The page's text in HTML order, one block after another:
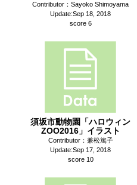
Contributor：Sayoko Shimoyama
Update:Sep 18, 2018
score 6
須坂市動物園「ハロウィン
ZOO2016」イラスト
Contributor：兼松篤子
Update:Sep 17, 2018
score 10